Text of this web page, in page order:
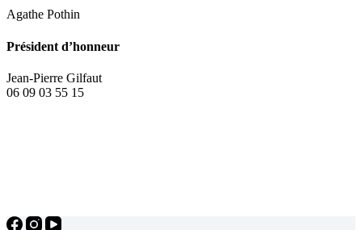
Agathe Pothin
Président d’honneur
Jean-Pierre Gilfaut
06 09 03 55 15